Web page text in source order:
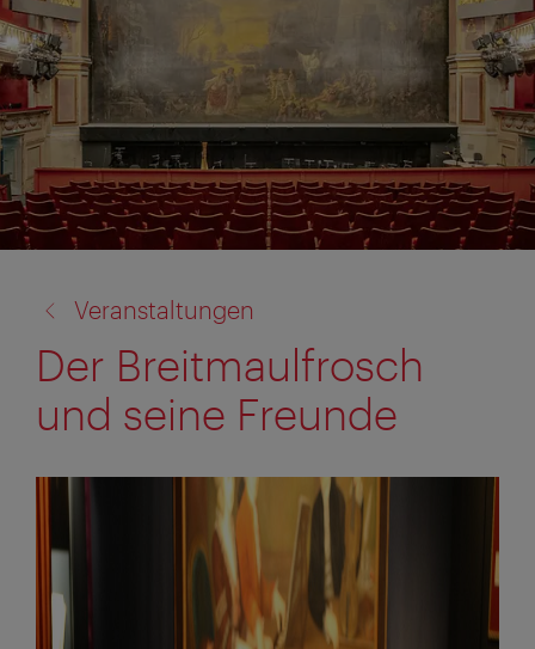
zu:
Veranstaltungen
Der Breitmaulfrosch
und seine Freunde